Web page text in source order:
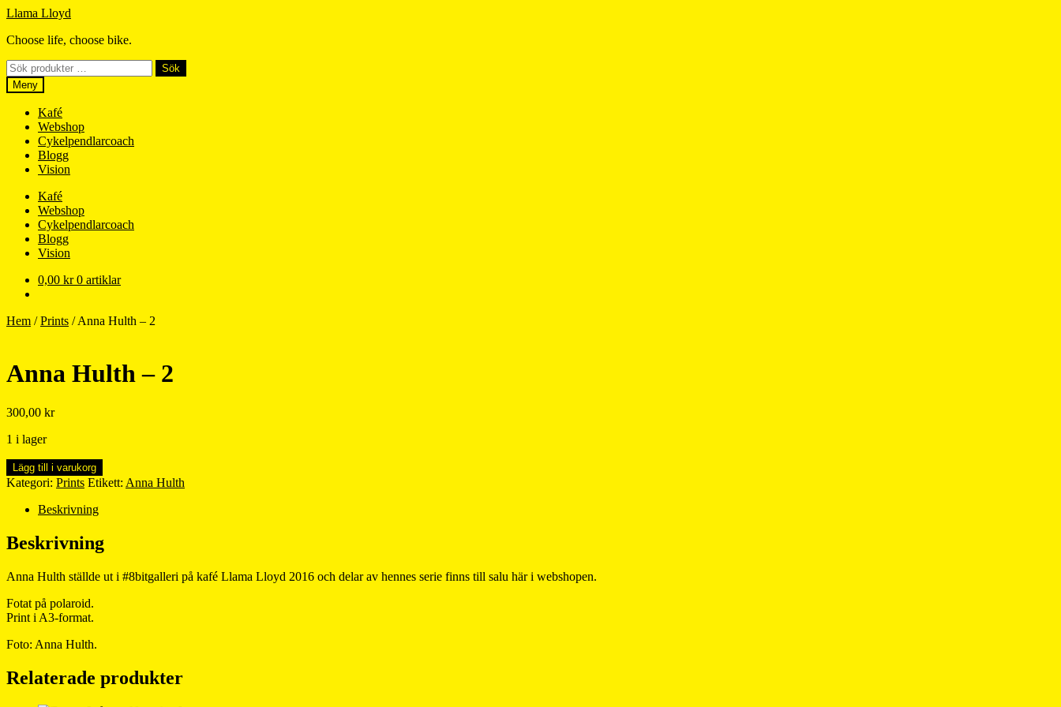
Hoppa
navigering
Hoppa
innehåll
Llama Lloyd
Choose life, choose bike.
Sök
efter:
Sök
Meny
Kafé
Webshop
Cykelpendlarcoach
Blogg
Vision
Kafé
Webshop
Cykelpendlarcoach
Blogg
Vision
0,00 kr 0 artiklar
Hem /Prints /Anna Hulth – 2
Anna Hulth – 2
300,00 kr
1 i lager
Anna
Hulth
Lägg till i varukorg
Kategori: Prints Etikett: Anna Hulth
Beskrivning
Beskrivning
Anna Hulth ställde ut i #8bitgalleri på kafé Llama Lloyd 2016 och delar av hennes serie finns till salu här i webshopen.
Fotat på polaroid.
Print i A3-format.
Foto: Anna Hulth.
Relaterade produkter